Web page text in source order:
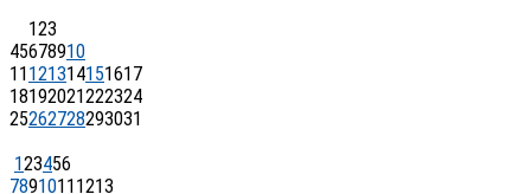
123
45678910
11 121314151617
18192021222324
25262728293031
123456
7891011 1213